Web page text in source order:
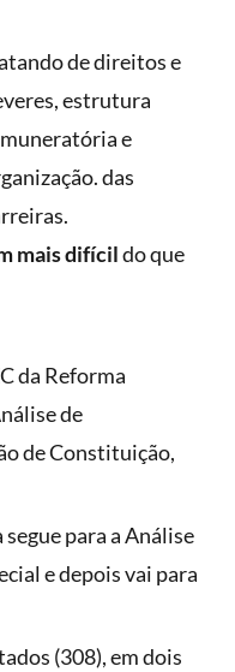
de direitos e
estrutura
e
das
mais difícildo que
da Reforma
de
de Constituição,
para a Análise
e depois vai para
(308), em dois